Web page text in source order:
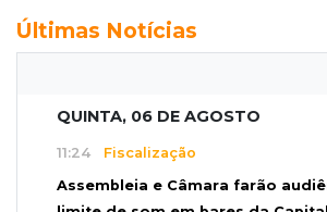
Últimas Notícias
QUINTA, 06 DE AGOSTO
11:24 Fiscalização
Assembleia e Câmara farão